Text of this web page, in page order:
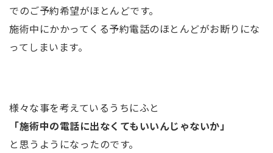
でのご予約希望がほとんどです。
施術中にかかってくる予約電話のほとんどがお断りにな
ってしまいます。
様々な事を考えているうちにふと
「施術中の電話に出なくてもいいんじゃないか」
と思うようになったのです。